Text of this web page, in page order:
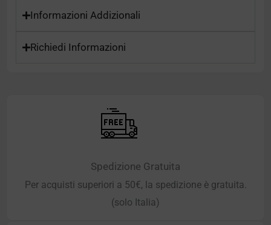
Informazioni Addizionali
Richiedi Informazioni
Spedizione Gratuita
Per acquisti superiori a 50€, la spedizione è gratuita.
(solo Italia)